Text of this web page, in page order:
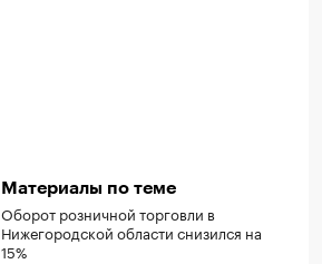
Материалы по теме
Оборот розничной торговли в
Нижегородской области снизился на
15%